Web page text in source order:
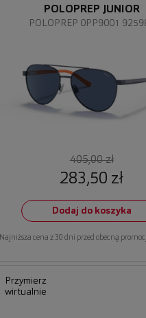
POLOPREP 0PP9001
POLOPREP JUNIOR
405,00 zł
283,50 zł
Dodaj do koszyka
Najniższa cena z 30 dni przed obecną
Przymierz
wirtualnie